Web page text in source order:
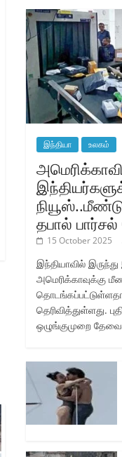
இந்தியா உலகம்
தபால்
15 October 2025
இந்தியாவில்
அமெரிக்காவுக்கு
தெரிவித்துள்ளது.
ஒழுங்குமுறை